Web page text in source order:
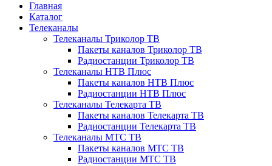
Главная
Каталог
Телеканалы
Телеканалы Триколор ТВ
Пакеты каналов Триколор ТВ
Радиостанции Триколор ТВ
Телеканалы НТВ Плюс
Пакеты каналов НТВ Плюс
Радиостанции НТВ Плюс
Телеканалы Телекарта ТВ
Пакеты каналов Телекарта ТВ
Радиостанции Телекарта ТВ
Телеканалы МТС ТВ
Пакеты каналов МТС ТВ
Радиостанции МТС ТВ